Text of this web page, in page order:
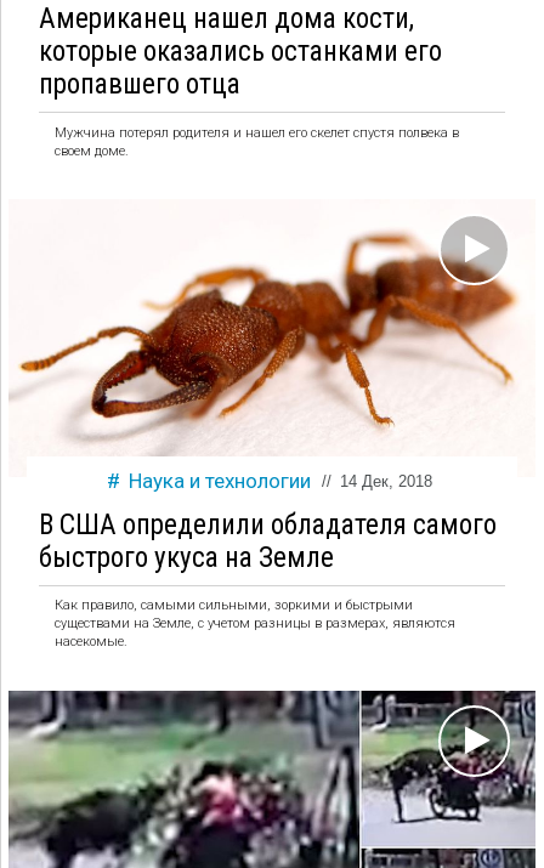
Американец нашел дома кости,
которые оказались останками его
пропавшего отца
Мужчина потерял родителя и нашел его скелет спустя полвека в
своем доме.
Наука и технологии // 14 Дек, 2018
В США определили обладателя самого
быстрого укуса на Земле
Как правило, самыми сильными, зоркими и быстрыми
существами на Земле, с учетом разницы в размерах, являются
насекомые.